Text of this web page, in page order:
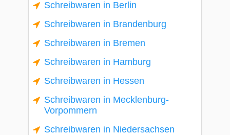
Schreibwaren in Berlin
Schreibwaren in Brandenburg
Schreibwaren in Bremen
Schreibwaren in Hamburg
Schreibwaren in Hessen
Schreibwaren in Mecklenburg-
Vorpommern
Schreibwaren in Niedersachsen